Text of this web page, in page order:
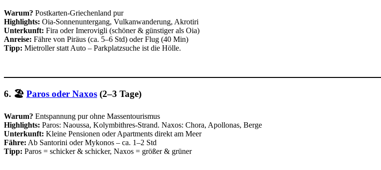
Warum? Postkarten-Griechenland pur
Highlights: Oia-Sonnenuntergang, Vulkanwanderung, Akrotiri
Unterkunft: Fira oder Imerovigli (schöner & günstiger als Oia)
Anreise: Fähre von Piräus (ca. 5–6 Std) oder Flug (40 Min)
Tipp: Mietroller statt Auto – Parkplatzsuche ist die Hölle.
6. 🏖️ Paros oder Naxos (2–3 Tage)
Warum? Entspannung pur ohne Massentourismus
Highlights: Paros: Naoussa, Kolymbithres-Strand. Naxos: Chora, Apollonas, Berge
Unterkunft: Kleine Pensionen oder Apartments direkt am Meer
Fähre: Ab Santorini oder Mykonos – ca. 1–2 Std
Tipp: Paros = schicker & schicker, Naxos = größer & grüner